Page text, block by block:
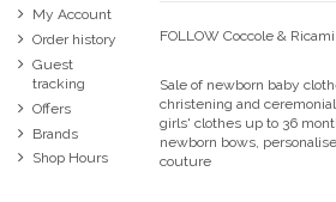
My Account
Order history
Guest
tracking
Offers
Brands
Shop Hours
FOLLOW Coccole &
Sale of newborn baby
christening and
girls' clothes up to 36
newborn bows,
couture